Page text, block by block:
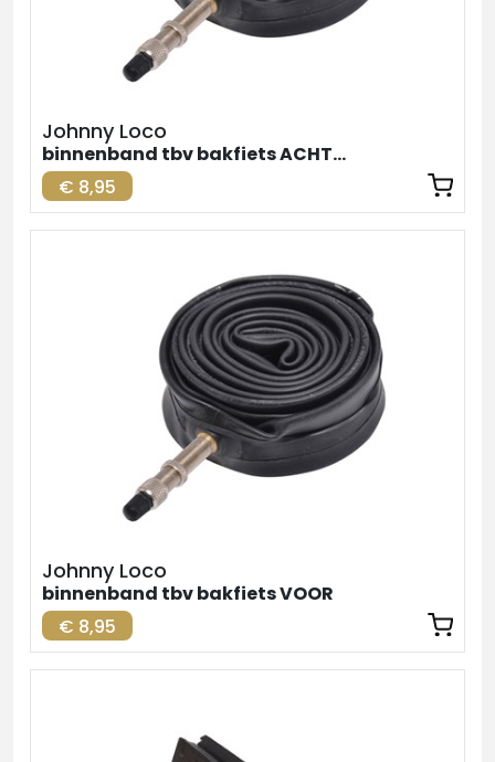
Johnny Loco
binnenband tbv bakfiets ACHTER
€ 8,95
Johnny Loco
binnenband tbv bakfiets VOOR
€ 8,95